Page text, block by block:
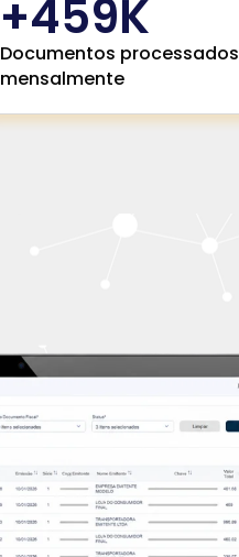
Documentos processados
mensalmente
+460K